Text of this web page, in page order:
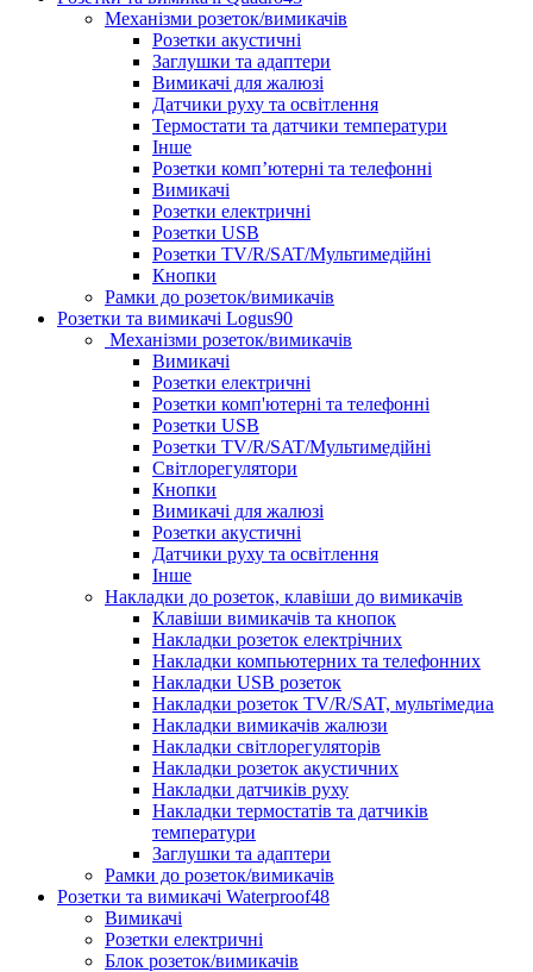
Механізми розеток/вимикачів
Розетки акустичні
Заглушки та адаптери
Вимикачі для жалюзі
Датчики руху та освітлення
Термостати та датчики температури
Інше
Розетки комп’ютерні та телефонні
Вимикачі
Розетки електричні
Розетки USB
Розетки TV/R/SAT/Мультимедійні
Кнопки
Рамки до розеток/вимикачів
Розетки та вимикачі Logus90
Механізми розеток/вимикачів
Вимикачі
Розетки електричні
Розетки комп'ютерні та телефонні
Розетки USB
Розетки TV/R/SAT/Мультимедійні
Світлорегулятори
Кнопки
Вимикачі для жалюзі
Розетки акустичні
Датчики руху та освітлення
Інше
Накладки до розеток, клавіши до вимикачів
Клавіши вимикачів та кнопок
Накладки розеток електрічних
Накладки компьютерних та телефонних
Накладки USB розеток
Накладки розеток TV/R/SAT, мультімедиа
Накладки вимикачів жалюзи
Накладки світлорегуляторів
Накладки розеток акустичних
Накладки датчиків руху
Накладки термостатів та датчиків
температури
Заглушки та адаптери
Рамки до розеток/вимикачів
Розетки та вимикачі Waterproof48
Вимикачі
Розетки електричні
Блок розеток/вимикачів